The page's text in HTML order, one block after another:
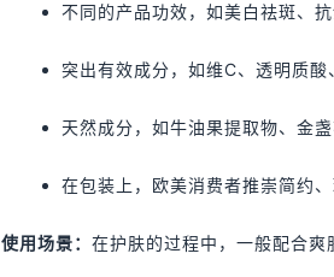
不同的产品功效，如美白祛斑、
突出有效成分，如维C、透明质
天然成分，如牛油果提取物、金
在包装上，欧美消费者推崇简约
使用场景： 在护肤的过程中，一般配合